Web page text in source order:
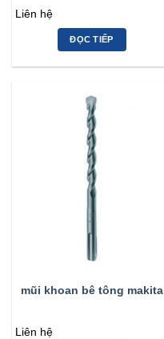
Liên hệ
ĐỌC TIẾP
mũi khoan bê tông makita
Liên hệ